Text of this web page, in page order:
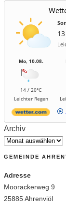
Mo, 10.08.
14 / 20°C
Leichter Regen
Archiv
GEMEINDE
Adresse
Moorackerweg 9
25885 Ahrenviöl